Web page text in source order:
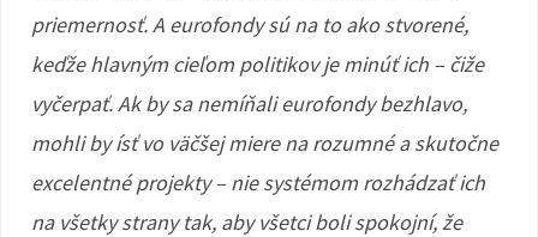
priemernosť. A eurofondy sú na to ako stvorené,
keďže hlavným cieľom politikov je minúť ich – čiže
vyčerpať. Ak by sa nemíňali eurofondy bezhlavo,
mohli by ísť vo väčšej miere na rozumné a skutočne
excelentné projekty – nie systémom rozhádzať ich
na všetky strany tak, aby všetci boli spokojní, že